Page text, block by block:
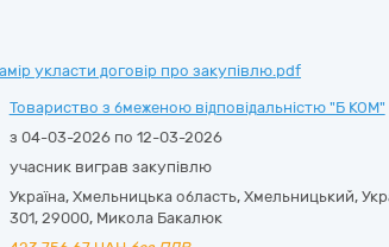
укласти договір про закупівлю.pdf
Товариство з бмеженою відповідальністю "Б КОМ"
з 04-03-2026 по 12-03-2026
учасник виграв закупівлю
Україна, Хмельницька область, Хмельницький,
301, 29000, Микола Бакалюк